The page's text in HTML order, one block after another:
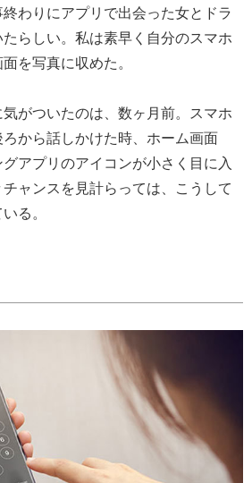
わりにアプリで出会った女とドラ
らしい。私は素早く自分のスマホ
を写真に収めた。
がついたのは、数ヶ月前。スマホ
から話しかけた時、ホーム画面
アプリのアイコンが小さく目に入
ャンスを見計らっては、こうして
る。